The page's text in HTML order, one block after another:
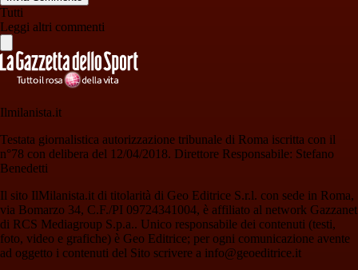
Tutti
Leggi altri commenti
Ilmilanista.it
Testata giornalistica autorizzazione tribunale di Roma iscritta con il
n°78 con delibera del 12/04/2018. Direttore Responsabile: Stefano
Benedetti
Il sito IlMilanista.it di titolarità di Geo Editrice S.r.l. con sede in Roma,
via Bomarzo 34, C.F./PI 09724341004, è affiliato al network Gazzanet
di RCS Mediagroup S.p.a.. Unico responsabile dei contenuti (testi,
foto, video e grafiche) è Geo Editrice; per ogni comunicazione avente
ad oggetto i contenuti del Sito scrivere a info@geoeditrice.it